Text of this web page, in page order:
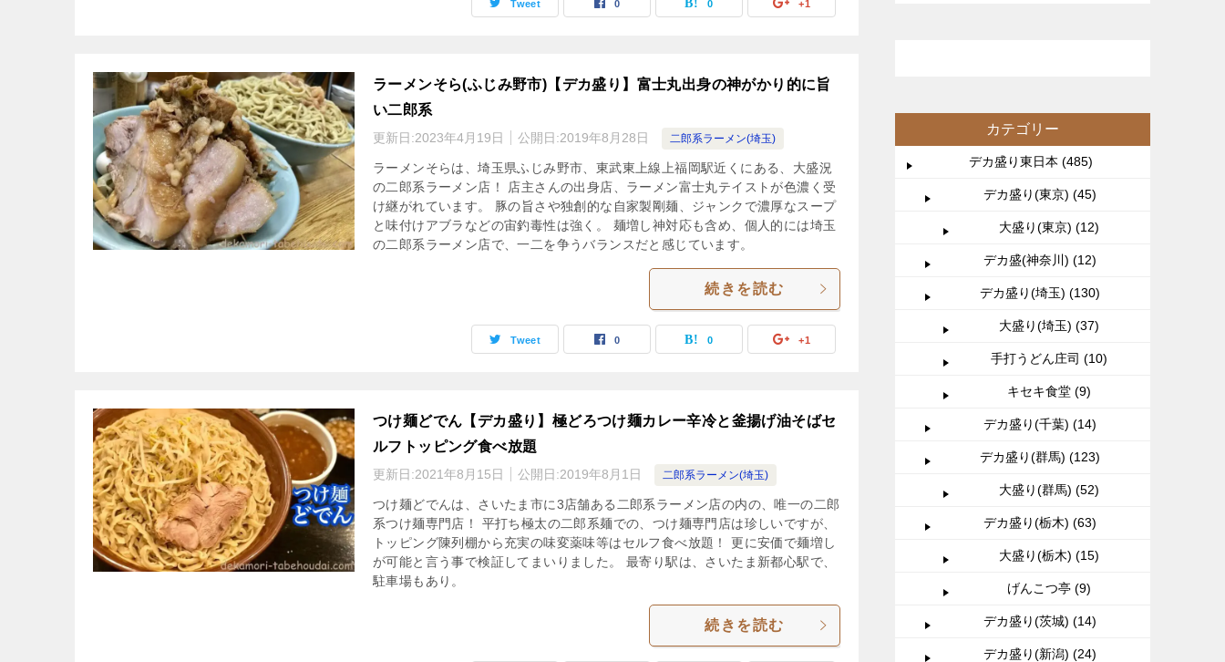
Tweet 0 0 +1
ラーメンそら(ふじみ野市)【デカ盛り】富士丸出身の神がかり的に旨
い二郎系
更新日:2023年4月19日 公開日:2019年8月28日 二郎系ラーメン(埼玉)
ラーメンそらは、埼玉県ふじみ野市、東武東上線上福岡駅近くにある、大盛況
の二郎系ラーメン店！ 店主さんの出身店、ラーメン富士丸テイストが色濃く受
け継がれています。 豚の旨さや独創的な自家製剛麺、ジャンクで濃厚なスープ
と味付けアブラなどの宙釣毒性は強く。 麺増し神対応も含め、個人的には埼玉
の二郎系ラーメン店で、一二を争うバランスだと感じています。
続きを読む
Tweet 0 0 +1
つけ麺どでん【デカ盛り】極どろつけ麺カレー辛冷と釜揚げ油そばセ
ルフトッピング食べ放題
更新日:2021年8月15日 公開日:2019年8月1日 二郎系ラーメン(埼玉)
つけ麺どでんは、さいたま市に3店舗ある二郎系ラーメン店の内の、唯一の二郎
系つけ麺専門店！ 平打ち極太の二郎系麺での、つけ麺専門店は珍しいですが、
トッピング陳列棚から充実の味変薬味等はセルフ食べ放題！ 更に安価で麺増し
が可能と言う事で検証してまいりました。 最寄り駅は、さいたま新都心駅で、
駐車場もあり。
続きを読む
カテゴリー
デカ盛り東日本 (485)
デカ盛り(東京) (45)
大盛り(東京) (12)
デカ盛(神奈川) (12)
デカ盛り(埼玉) (130)
大盛り(埼玉) (37)
手打うどん庄司 (10)
キセキ食堂 (9)
デカ盛り(千葉) (14)
デカ盛り(群馬) (123)
大盛り(群馬) (52)
デカ盛り(栃木) (63)
大盛り(栃木) (15)
げんこつ亭 (9)
デカ盛り(茨城) (14)
デカ盛り(新潟) (24)